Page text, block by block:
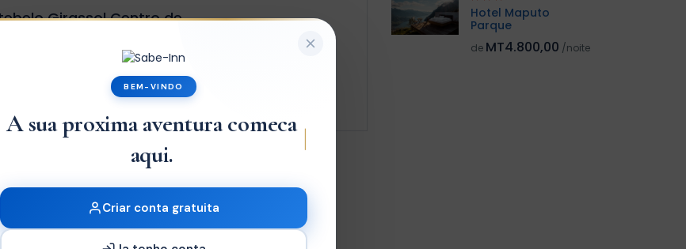
Girassol Centro de
Hotel Maputo
Parque
de MT4.800,00 /noite
BEM-VINDO
A sua proxima aventura comeca
aqui.
|
Criar conta gratuita